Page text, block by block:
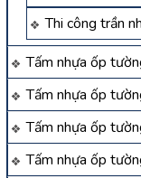
Thi công trần
Tấm nhựa ốp
Tấm nhựa ốp
Tấm nhựa ốp
Tấm nhựa ốp